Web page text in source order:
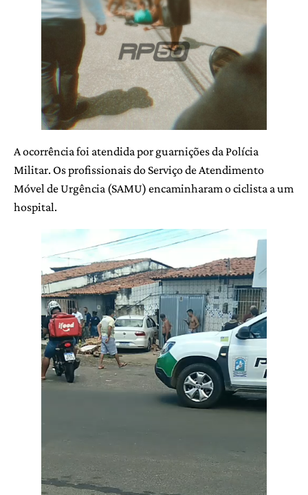
A ocorrência foi atendida por guarnições da Polícia
Militar. Os profissionais do Serviço de Atendimento
Móvel de Urgência (SAMU) encaminharam o ciclista a um
hospital.